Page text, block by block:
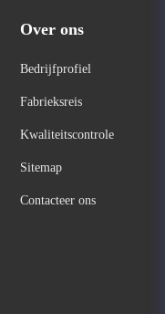
Over ons
Bedrijfprofiel
Fabrieksreis
Kwaliteitscontrole
Sitemap
Contacteer ons